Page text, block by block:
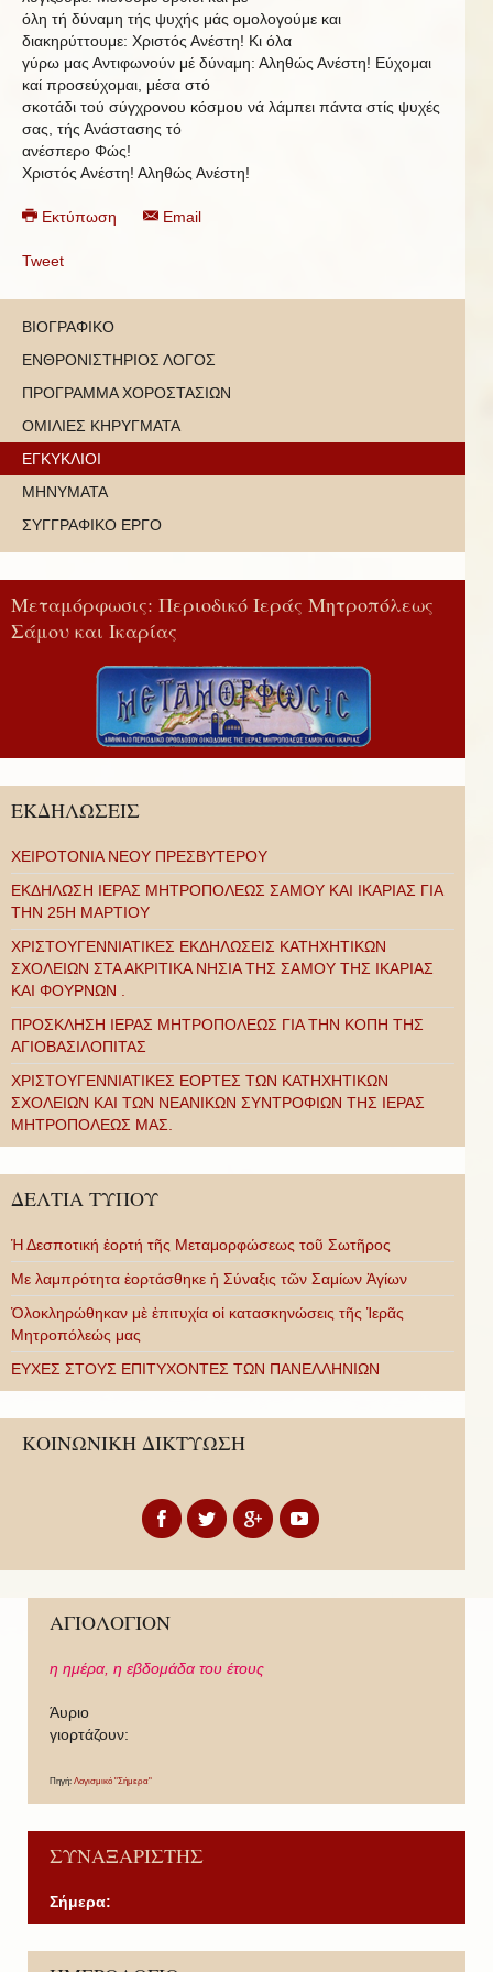
όλη τή δύναμη τής ψυχής μάς ομολογούμε και
διακηρύττουμε: Χριστός Ανέστη! Κι όλα
γύρω μας Αντιφωνούν μέ δύναμη: Αληθώς Ανέστη! Εύχομαι
καί προσεύχομαι, μέσα στό
σκοτάδι τού σύγχρονου κόσμου νά λάμπει πάντα στίς ψυχές
σας, τής Ανάστασης τό
ανέσπερο Φώς!
Χριστός Ανέστη! Αληθώς Ανέστη!
Εκτύπωση Email
Tweet
ΒΙΟΓΡΑΦΙΚΟ
ΕΝΘΡΟΝΙΣΤΗΡΙΟΣ ΛΟΓΟΣ
ΠΡΟΓΡΑΜΜΑ ΧΟΡΟΣΤΑΣΙΩΝ
ΟΜΙΛΙΕΣ ΚΗΡΥΓΜΑΤΑ
ΕΓΚΥΚΛΙΟΙ
ΜΗΝΥΜΑΤΑ
ΣΥΓΓΡΑΦΙΚΟ ΕΡΓΟ
Μεταμόρφωσις: Περιοδικό Ιεράς Μητροπόλεως
Σάμου και Ικαρίας
ΕΚΔΗΛΩΣΕΙΣ
ΧΕΙΡΟΤΟΝΙΑ ΝΕΟΥ ΠΡΕΣΒΥΤΕΡΟΥ
ΕΚΔΗΛΩΣΗ ΙΕΡΑΣ ΜΗΤΡΟΠΟΛΕΩΣ ΣΑΜΟΥ ΚΑΙ ΙΚΑΡΙΑΣ ΓΙΑ
ΤΗΝ 25Η ΜΑΡΤΙΟΥ
ΧΡΙΣΤΟΥΓΕΝΝΙΑΤΙΚΕΣ ΕΚΔΗΛΩΣΕΙΣ ΚΑΤΗΧΗΤΙΚΩΝ
ΣΧΟΛΕΙΩΝ ΣΤΑ ΑΚΡΙΤΙΚΑ ΝΗΣΙΑ ΤΗΣ ΣΑΜΟΥ ΤΗΣ ΙΚΑΡΙΑΣ
ΚΑΙ ΦΟΥΡΝΩΝ .
ΠΡΟΣΚΛΗΣΗ ΙΕΡΑΣ ΜΗΤΡΟΠΟΛΕΩΣ ΓΙΑ ΤΗΝ ΚΟΠΗ ΤΗΣ
ΑΓΙΟΒΑΣΙΛΟΠΙΤΑΣ
ΧΡΙΣΤΟΥΓΕΝΝΙΑΤΙΚΕΣ ΕΟΡΤΕΣ ΤΩΝ ΚΑΤΗΧΗΤΙΚΩΝ
ΣΧΟΛΕΙΩΝ ΚΑΙ ΤΩΝ ΝΕΑΝΙΚΩΝ ΣΥΝΤΡΟΦΙΩΝ ΤΗΣ ΙΕΡΑΣ
ΜΗΤΡΟΠΟΛΕΩΣ ΜΑΣ.
ΔΕΛΤΙΑ ΤΥΠΟΥ
Ἡ Δεσποτική ἑορτή τῆς Μεταμορφώσεως τοῦ Σωτῆρος
Με λαμπρότητα ἑορτάσθηκε ἡ Σύναξις τῶν Σαμίων Ἁγίων
Ὁλοκληρώθηκαν μὲ ἐπιτυχία οἱ κατασκηνώσεις τῆς Ἱερᾶς
Μητροπόλεώς μας
ΕΥΧΕΣ ΣΤΟΥΣ ΕΠΙΤΥΧΟΝΤΕΣ ΤΩΝ ΠΑΝΕΛΛΗΝΙΩΝ
ΚΟΙΝΩΝΙΚΗ ΔΙΚΤΥΩΣΗ
ΑΓΙΟΛΟΓΙΟΝ
η ημέρα, η εβδομάδα του έτους
Άυριο
γιορτάζουν:
Πηγή: Λογισμικό "Σήμερα"
ΣΥΝΑΞΑΡΙΣΤΗΣ
Σήμερα:
P PN N